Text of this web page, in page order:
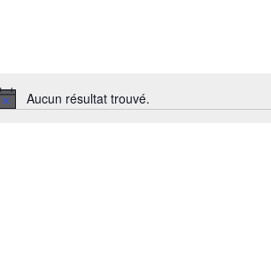
Notice
Aucun résultat trouvé.